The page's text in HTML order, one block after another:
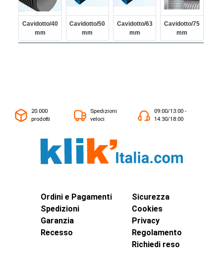
Cavidotto/40
Mm
Cavidotto/50
Mm
Cavidotto/63
Mm
Cavidotto/75
Mm
20.000
prodotti
Spedizioni
veloci
09:00/13:00 -
14:30/18:00
Ordini e Pagamenti
Spedizioni
Garanzia
Recesso
Sicurezza
Cookies
Privacy
Regolamento
Richiedi reso